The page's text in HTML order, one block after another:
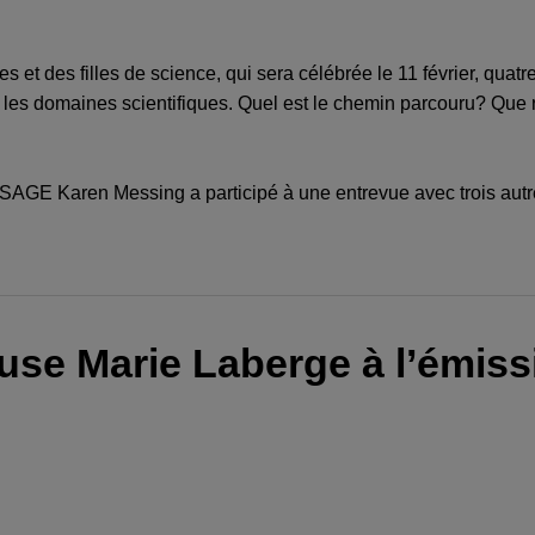
et des filles de science, qui sera célébrée le 11 février,
domaines scientifiques. Quel est le chemin parcouru?
Karen Messing a participé à une entrevue avec trois
Marie Laberge à